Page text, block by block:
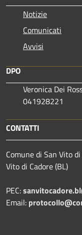
Notizie
Comunicati
Avvisi
DPO
Veronica Dei
041928221
CONTATTI
Comune di San Vito
Vito di Cadore (BL)
PEC:
Email: